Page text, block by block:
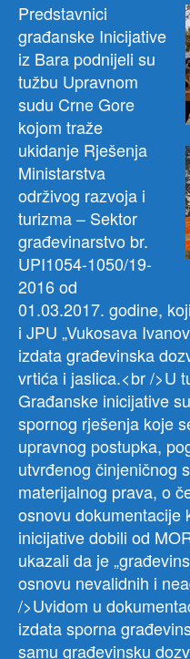
Predstavnici
građanske Inicijative
iz Bara podnijeli su
tužbu Upravnom
sudu Crne Gore
kojom traže
ukidanje Rješenja
Ministarstva
održivog razvoja i
turizma – Sektor
građevinarstvo br.
UPI1054-1050/19-
2016 od
01.03.2017. godine,
i JPU „Vukosava
izdata građevinska
vrtića i jaslica.<br />U
Građanske inicijative
spornog rješenja koje
upravnog postupka,
utvrđenog činjeničnog
materijalnog prava, o
osnovu dokumentacije
inicijative dobili od
ukazali da je
osnovu nevalidnih i
/>Uvidom u
izdata sporna
samu građevinsku